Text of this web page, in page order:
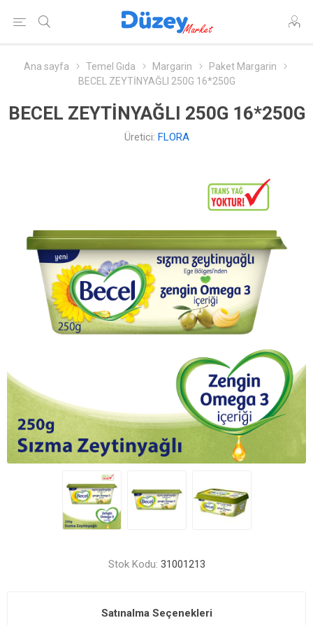
Ana sayfa Temel Gıda Margarin
Paket Margarin
BECEL ZEYTİNYAĞLI 250G 16*250G
BECEL ZEYTİNYAĞLI 250G 16*250G
Üretici: FLORA
Stok Kodu: 31001213
Satınalma Seçenekleri